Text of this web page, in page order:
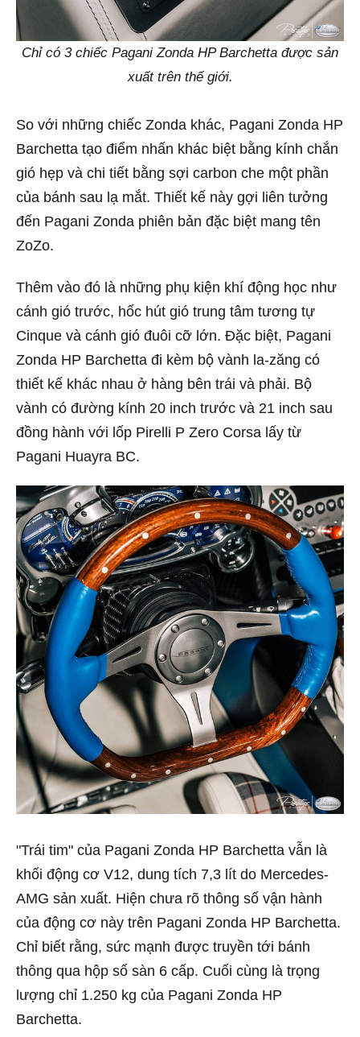
Chỉ có 3 chiếc Pagani Zonda HP Barchetta được sản
xuất trên thế giới.
So với những chiếc Zonda khác, Pagani Zonda HP
Barchetta tạo điểm nhấn khác biệt bằng kính chắn
gió hẹp và chi tiết bằng sợi carbon che một phần
của bánh sau lạ mắt. Thiết kế này gợi liên tưởng
đến Pagani Zonda phiên bản đặc biệt mang tên
ZoZo.
Thêm vào đó là những phụ kiện khí động học như
cánh gió trước, hốc hút gió trung tâm tương tự
Cinque và cánh gió đuôi cỡ lớn. Đặc biệt, Pagani
Zonda HP Barchetta đi kèm bộ vành la-zăng có
thiết kế khác nhau ở hàng bên trái và phải. Bộ
vành có đường kính 20 inch trước và 21 inch sau
đồng hành với lốp Pirelli P Zero Corsa lấy từ
Pagani Huayra BC.
"Trái tim" của Pagani Zonda HP Barchetta vẫn là
khối động cơ V12, dung tích 7,3 lít do Mercedes-
AMG sản xuất. Hiện chưa rõ thông số vận hành
của động cơ này trên Pagani Zonda HP Barchetta.
Chỉ biết rằng, sức mạnh được truyền tới bánh
thông qua hộp số sàn 6 cấp. Cuối cùng là trọng
lượng chỉ 1.250 kg của Pagani Zonda HP
Barchetta.